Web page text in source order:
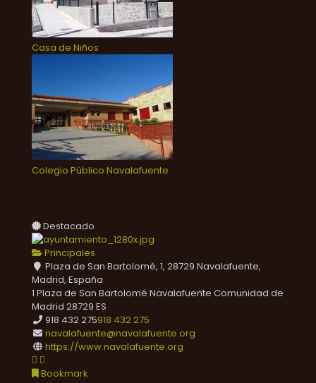
Casa de Niños
Colegio Público Navalafuente
Destacado
Principales
Plaza de San Bartolomé, 1, 28729 Navalafuente,
Madrid, España
1 Plaza de San Bartolomé Navalafuente Comunidad de
Madrid 28729 ES
918 432 275918 432 275
navalafuente@navalafuente.org
https://www.navalafuente.org
Bookmark